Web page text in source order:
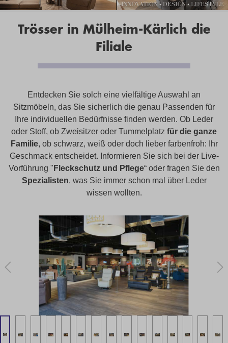
Trösser in Mülheim-Kärlich die
Filiale
Entdecken Sie solch eine vielfältige Auswahl an
Sitzmöbeln, das Sie sicherlich die genau Passenden für
Ihre individuellen Bedürfnisse finden werden. Ob Leder
oder Stoff, ob Zweisitzer oder Tummelplatz für die ganze
Familie, ob schwarz, weiß oder doch lieber farbenfroh: Ihr
Geschmack entscheidet. Informieren Sie sich bei der Live-
Vorführung " Fleckschutz und Pflege“ oder fragen Sie den
Spezialisten, was Sie immer schon mal über Leder
wissen wollten.